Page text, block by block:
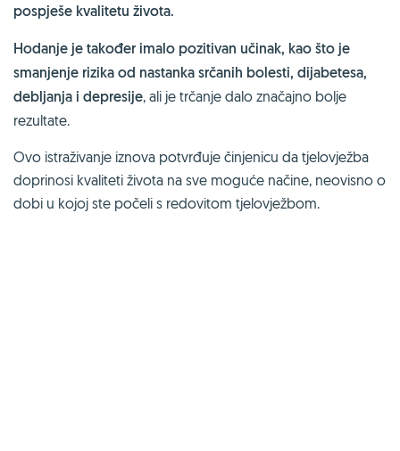
pospješe kvalitetu života.
Hodanje je također imalo pozitivan učinak, kao što je
smanjenje rizika od nastanka srčanih bolesti, dijabetesa,
debljanja i depresije, ali je trčanje dalo značajno bolje
rezultate.
Ovo istraživanje iznova potvrđuje činjenicu da tjelovježba
doprinosi kvaliteti života na sve moguće načine, neovisno o
dobi u kojoj ste počeli s redovitom tjelovježbom.